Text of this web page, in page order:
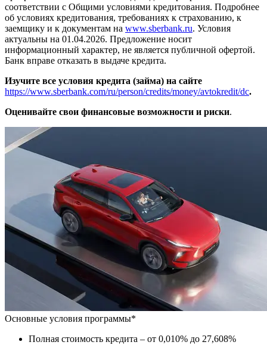
соответствии с Общими условиями кредитования. Подробнее
об условиях кредитования, требованиях к страхованию, к
заемщику и к документам на www.sberbank.ru. Условия
актуальны на 01.04.2026. Предложение носит
информационный характер, не является публичной офертой.
Банк вправе отказать в выдаче кредита.
Изучите все условия кредита (займа) на сайте
https://www.sberbank.com/ru/person/credits/money/avtokredit/dc.
Оценивайте свои финансовые возможности и риски.
Основные условия программы*
Полная стоимость кредита – от 0,010% до 27,608%